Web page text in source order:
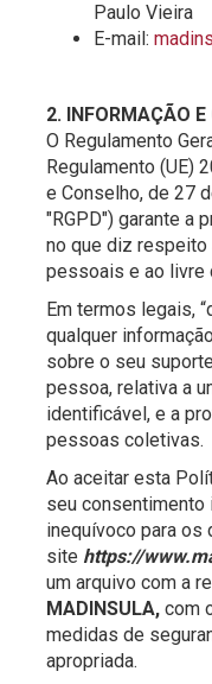
Paulo Vieira
E-mail:
2. INFORMAÇÃO
O Regulamento
Regulamento (UE)
e Conselho, de 27
"RGPD") garante a
no que diz
pessoais e ao livre
Em termos legais,
qualquer
sobre o seu
pessoa, relativa a
identificável, e a
pessoas coletivas.
Ao aceitar esta
seu consentimento
inequívoco para
site https://
um arquivo com a
MADINSULA,com
medidas de
apropriada.